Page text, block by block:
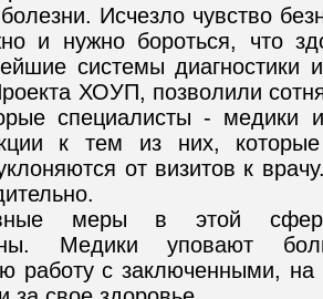
Исчезло чувство
и нужно бороться, что
системы диагностики
ХОУП, позволили
специалисты - медики
к тем из них,
от визитов к
меры в этой
Медики уповают
работу с заключенными, на